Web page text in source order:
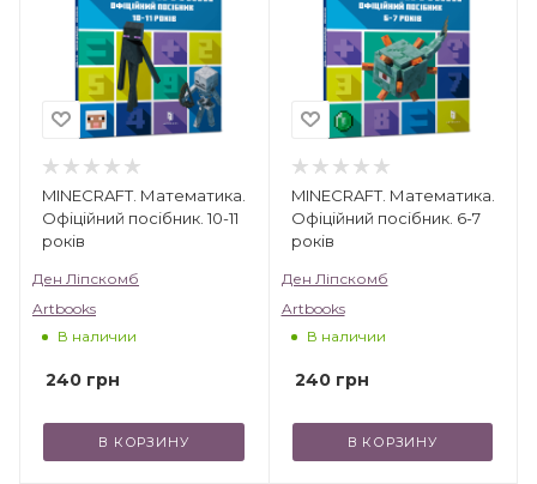
MINECRAFT. Математика.
Офіційний посібник. 10-11
років
Ден Ліпскомб
Artbooks
В наличии
240 грн
В КОРЗИНУ
MINECRAFT. Математика.
Офіційний посібник. 6-7
років
Ден Ліпскомб
Artbooks
В наличии
240грн
В КОРЗИНУ